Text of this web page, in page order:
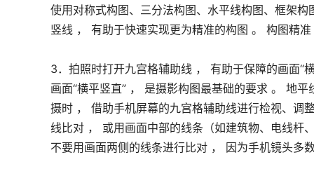
使用对称式构图、三分法构图、水平线构图、框架
竖线 ， 有助于快速实现更为精准的构图 。 构图精
3．拍照时打开九宫格辅助线 ， 有助于保障的画面“
画面“横平竖直” ， 是摄影构图最基础的要求 。 地
摄时 ， 借助手机屏幕的九宫格辅助线进行检视、调
线比对 ， 或用画面中部的线条（如建筑物、电线杆
不要用画面两侧的线条进行比对 ， 因为手机镜头多